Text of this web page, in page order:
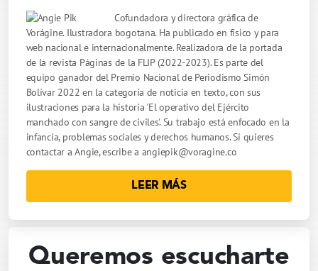
Cofundadora y directora gráfica de
Vorágine. Ilustradora bogotana. Ha publicado en físico y para
web nacional e internacionalmente. Realizadora de la portada
de la revista Páginas de la FLIP (2022-2023). Es parte del
equipo ganador del Premio Nacional de Periodismo Simón
Bolívar 2022 en la categoría de noticia en texto, con sus
ilustraciones para la historia 'El operativo del Ejército
manchado con sangre de civiles'. Su trabajo está enfocado en la
infancia, problemas sociales y derechos humanos. Si quieres
contactar a Angie, escribe a angiepik@voragine.co
LEER MÁS
Queremos escucharte